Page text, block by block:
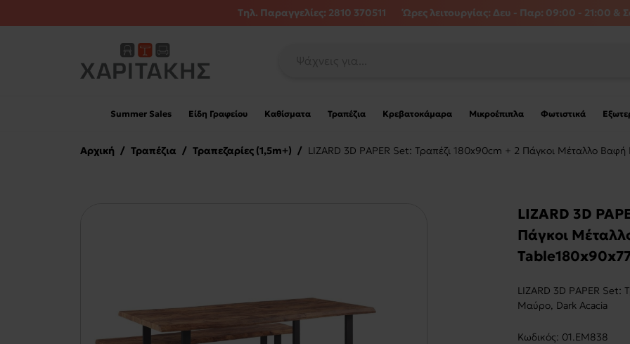
Τηλ. Παραγγελίες: 2810 370511 Ώρες λειτουργίας: Δευ - Παρ: 09:00 - 21:00 &
Summer Sales Είδη Γραφείου Καθίσματα Τραπέζια Κρεβατοκάμαρα Μικροέπιπλα Φωτιστικά
Αρχική / Τραπέζια / Τραπεζαρίες (1,5m+) / LIZARD 3D PAPER Set: Τραπέζι 180x90cm + 2 Πάγκοι Μέταλλο
LIZARD 3D
Πάγκοι
LIZARD 3D PAPER
Μαύρο, Dark Acacia
Kωδικός: 01.ΕΜ838